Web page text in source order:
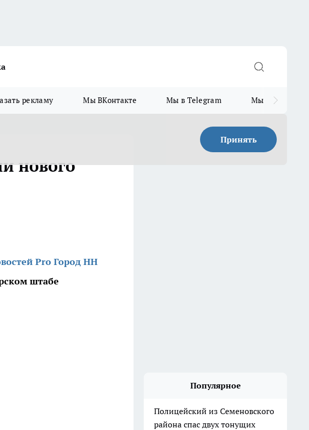
рекламу Мы ВКонтакте Мы в Telegram Мы в MAX
Принять
нового
Pro Город НН
штабе
Популярное
Полицейский из Семеновского
района спас двух тонущих